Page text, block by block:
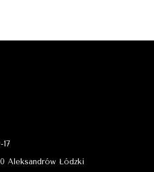
Aleksandrów Łódzki